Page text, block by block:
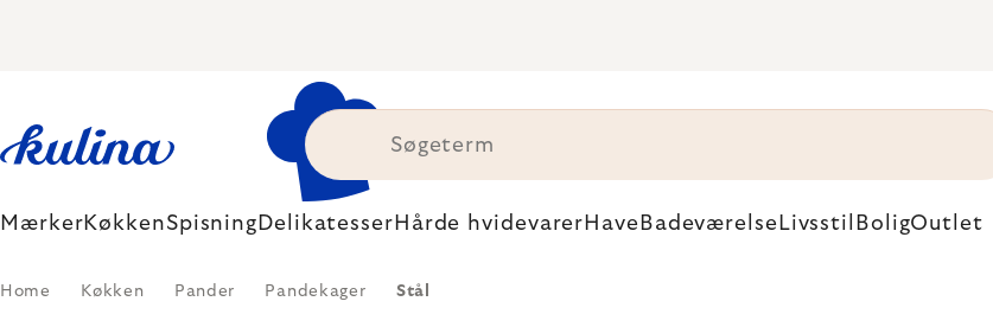
MærkerKøkkenSpisning Delikatesser Hårde hvidevarer Have Badeværelse Livsstil BoligOutlet
Home Køkken Pander Pandekager Stål